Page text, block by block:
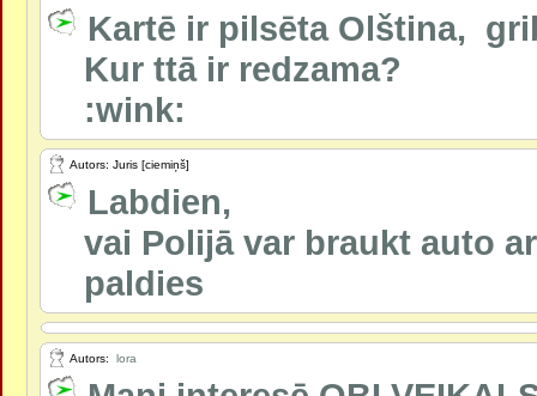
Kartē ir pilsēta Olština,
Kur ttā ir redzama?
:wink:
Autors: Juris [ciemiņš]
Labdien,
vai Polijā var braukt auto
paldies
Autors: lora